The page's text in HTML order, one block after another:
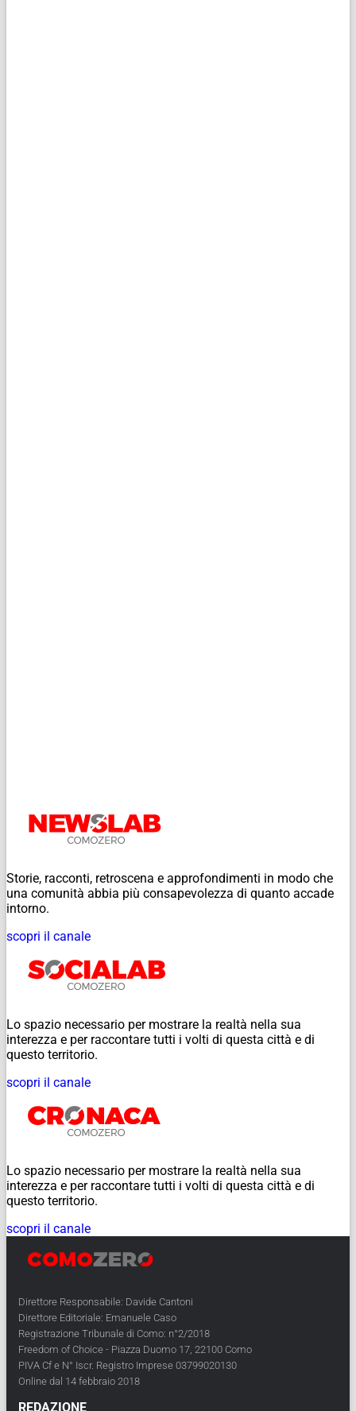
Storie, racconti, retroscena e approfondimenti in modo che
una comunità abbia più consapevolezza di quanto accade
intorno.
scopri il canale
Lo spazio necessario per mostrare la realtà nella sua
interezza e per raccontare tutti i volti di questa città e di
questo territorio.
scopri il canale
Lo spazio necessario per mostrare la realtà nella sua
interezza e per raccontare tutti i volti di questa città e di
questo territorio.
scopri il canale
Direttore Responsabile: Davide Cantoni
Direttore Editoriale: Emanuele Caso
Registrazione Tribunale di Como: n°2/2018
Freedom of Choice - Piazza Duomo 17, 22100 Como
PIVA Cf e N° Iscr. Registro Imprese 03799020130
Online dal 14 febbraio 2018
REDAZIONE